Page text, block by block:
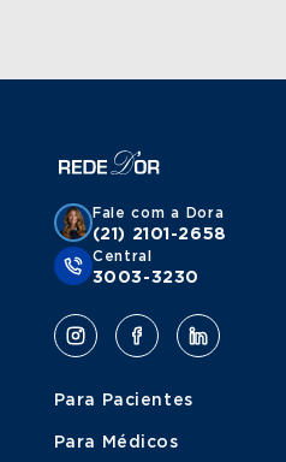
Fale com a Dora
(21) 2101-2658
Central
3003-3230
Para Pacientes
Para Médicos